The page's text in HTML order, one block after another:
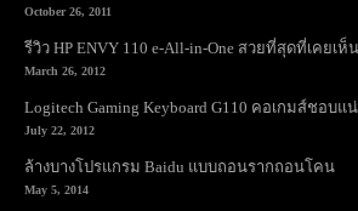
October 26, 2011
รีวิว HP ENVY 110 e-All-in-One สวยที่สุดที่เคย
March 26, 2012
Logitech Gaming Keyboard G110 คอเกมส์ชอบแน่
July 22, 2012
ล้างบางโปรแกรม Baidu แบบถอนรากถอนโคน
May 5, 2014